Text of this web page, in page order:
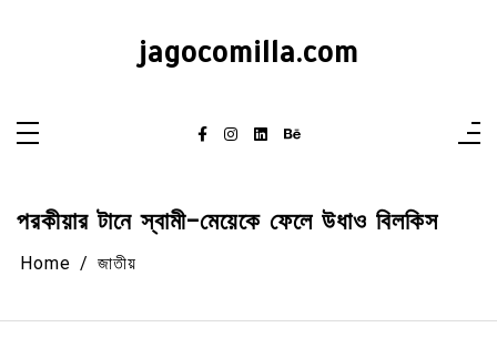
jagocomilla.com
পরকীয়ার টানে স্বামী-মেয়েকে ফেলে উধাও বিলকিস
Home জাতীয়